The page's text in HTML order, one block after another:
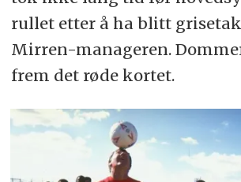
rullet etter å ha blitt
Mirren-manageren.
frem det røde kortet.